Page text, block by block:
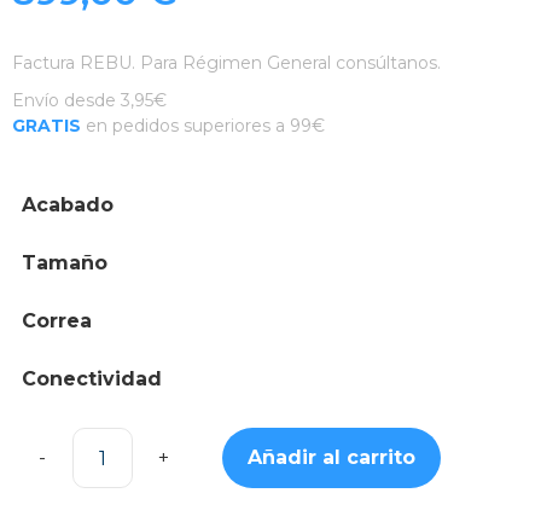
Factura REBU. Para Régimen General consúltanos.
Envío desde 3,95€
GRATIS en pedidos superiores a 99€
Acabado
Tamaño
Correa
Conectividad
Apple
Añadir al carrito